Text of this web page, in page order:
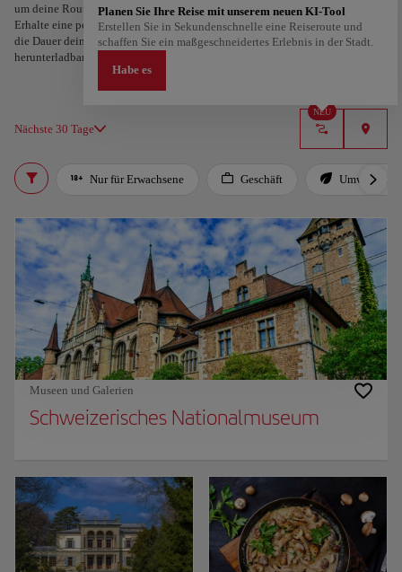
um deine Route zu erstellen und zu teilen. Suchst du nach mehr Ideen?
Erhalte eine personalisierte Reiseroute, abgestimmt auf deine Interessen und
die Dauer deiner Reise – in nur zwei Schritten und direkt in Google Maps
herunterladbar.
Nächste 30 Tage
NEU
Planen Sie Ihre Reise mit unserem neuen KI-Tool
Erstellen Sie in Sekundenschnelle eine Reiseroute und
schaffen Sie ein maßgeschneidertes Erlebnis in der Stadt.
Habe es
Nur für Erwachsene Geschäft
Museen und Galerien
Schweizerisches Nationalmuseum